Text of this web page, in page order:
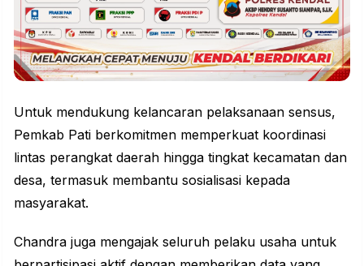
Untuk mendukung kelancaran pelaksanaan sensus,
Pemkab Pati berkomitmen memperkuat koordinasi
lintas perangkat daerah hingga tingkat kecamatan dan
desa, termasuk membantu sosialisasi kepada
masyarakat.
Chandra juga mengajak seluruh pelaku usaha untuk